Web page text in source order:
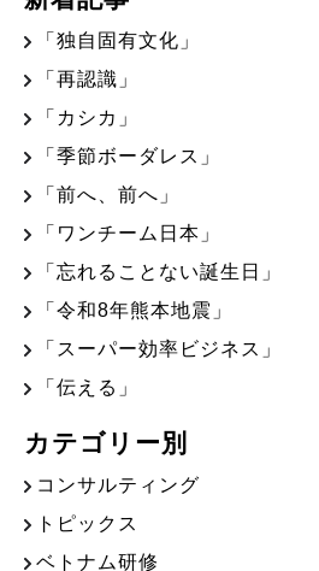
「独自固有文化」
「再認識」
「カシカ」
「季節ボーダレス」
「前へ、前へ」
「ワンチーム日本」
「忘れることない誕生日」
「令和8年熊本地震」
「スーパー効率ビジネス」
「伝える」
カテゴリー別
コンサルティング
トピックス
ベトナム研修